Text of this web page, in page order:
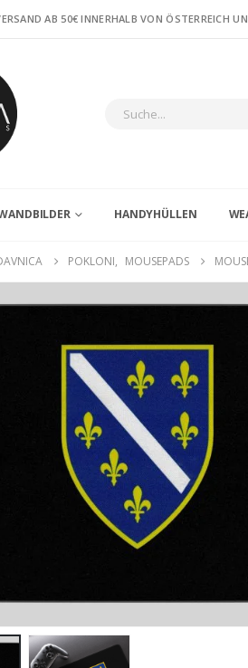
AB 50€ INNERHALB VON ÖSTERREICH
HANDYHÜLLEN
POKLONI, MOUSEPADS